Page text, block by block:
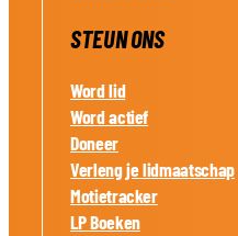
STEUN ONS
Word lid
Word actief
Doneer
Verleng je lidmaatschap
Motietracker
LP Boeken